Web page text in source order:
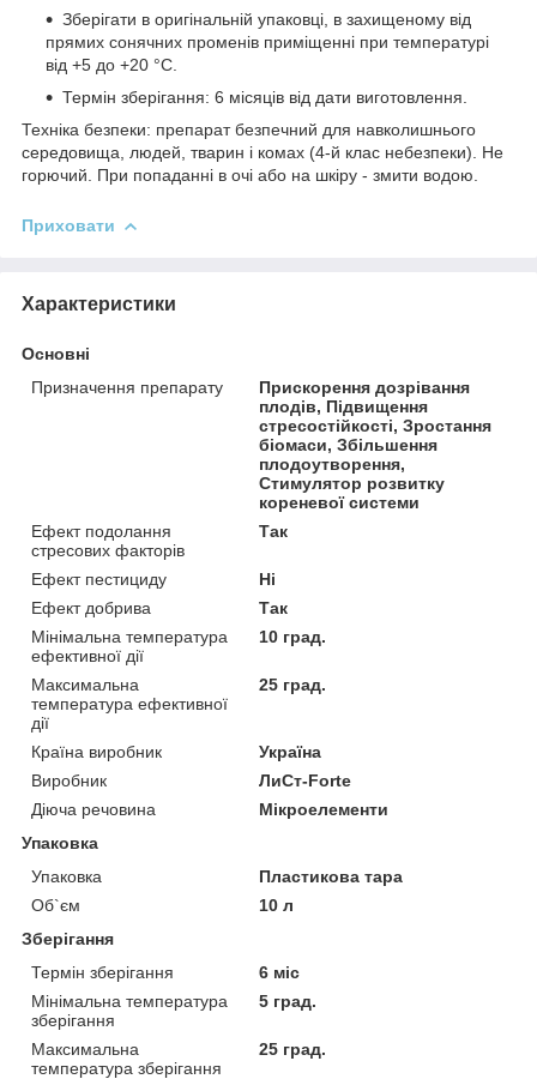
Зберігати в оригінальній упаковці, в захищеному від
прямих сонячних променів приміщенні при температурі
від +5 до +20 °С.
Термін зберігання: 6 місяців від дати виготовлення.
Техніка безпеки: препарат безпечний для навколишнього
середовища, людей, тварин і комах (4-й клас небезпеки). Не
горючий. При попаданні в очі або на шкіру - змити водою.
Приховати
Характеристики
Основні
Призначення препарату
Прискорення дозрівання
плодів, Підвищення
стресостійкості, Зростання
біомаси, Збільшення
плодоутворення,
Стимулятор розвитку
кореневої системи
Ефект подолання
стресових факторів
Так
Ефект пестициду
Ні
Ефект добрива
Так
Мінімальна температура
ефективної дії
10 град.
Максимальна
температура ефективної
дії
25 град.
Країна виробник
Україна
Виробник
ЛиСт-Forte
Діюча речовина
Мікроелементи
Упаковка
Упаковка
Пластикова тара
Об`єм
10 л
Зберігання
Термін зберігання
6 міс
Мінімальна температура
зберігання
5 град.
Максимальна
температура зберігання
25 град.